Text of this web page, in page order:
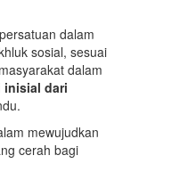
dalam
sosial, sesuai
dalam
inisial dari
mewujudkan
cerah bagi